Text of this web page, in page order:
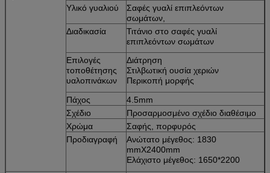
Υλικό γυαλιού
Σαφές γυαλί επιπλεόντων
σωμάτων,
Διαδικασία
Τιτάνιο στο σαφές γυαλί
επιπλεόντων σωμάτων
Επιλογές
τοποθέτησης
υαλοπινάκων
Διάτρηση
Στιλβωτική ουσία χεριών
Περικοπή μορφής
Πάχος
4.5mm
Σχέδιο
Προσαρμοσμένο σχέδιο διαθέσιμο
Χρώμα
Σαφής, πορφυρός
Προδιαγραφή
Ανώτατο μέγεθος: 1830
mmX2400mm
Ελάχιστο μέγεθος: 1650*2200